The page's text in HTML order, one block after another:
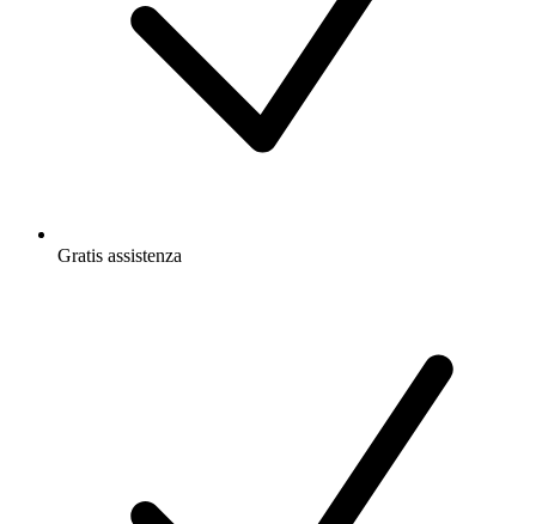
Gratis assistenza